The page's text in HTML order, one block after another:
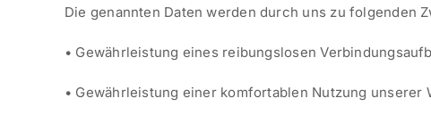
Die genannten Daten werden durch uns zu folgenden
• Gewährleistung eines reibungslosen
• Gewährleistung einer komfortablen Nutzung unserer